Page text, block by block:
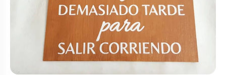
personalizadas
de boda
Árboles de Huellas para Primera
Comunión
Batas de comunión personalizadas
para niña